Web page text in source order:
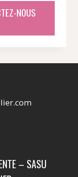
NOUS
– SASU